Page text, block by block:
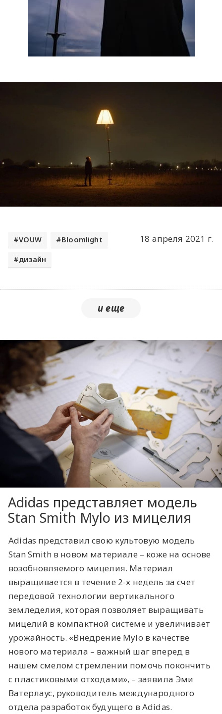
18 апреля 2021 г.
VOUW Bloomlight
дизайн
Adidas представляет модель
Stan Smith Mylo из мицелия
Adidas представил свою культовую модель
Stan Smith в новом материале – коже на основе
возобновляемого мицелия. Материал
выращивается в течение 2-х недель за счет
передовой технологии вертикального
земледелия, которая позволяет выращивать
мицелий в компактной системе и увеличивает
урожайность. «Внедрение Mylo в качестве
нового материала – важный шаг вперед в
нашем смелом стремлении помочь покончить
с пластиковыми отходами», – заявила Эми
Ватерлаус, руководитель международного
отдела разработок будущего в Adidas.